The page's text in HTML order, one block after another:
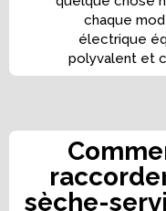
chaque
électrique
polyvalent et
sèche-